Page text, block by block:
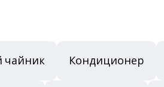
чайник Кондиционер